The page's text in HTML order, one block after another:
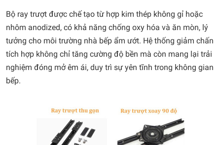
Bộ ray trượt được chế tạo từ hợp kim thép không gỉ hoặc
nhôm anodized, có khả năng chống oxy hóa và ăn mòn, lý
tưởng cho môi trường nhà bếp ẩm ướt. Hệ thống giảm chấn
tích hợp không chỉ tăng cường độ bền mà còn mang lại trải
nghiệm đóng mở êm ái, duy trì sự yên tĩnh trong không gian
bếp.